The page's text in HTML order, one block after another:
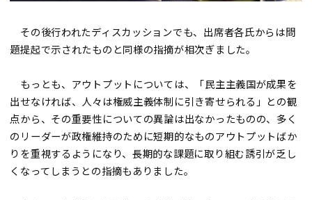
その後行われたディスカッションでも、出席者各氏からは問
題提起で示されたものと同様の指摘が相次ぎました。
もっとも、アウトプットについては、「民主主義国が成果を
出せなければ、人々は権威主義体制に引き寄せられる」との観
点から、その重要性についての異論は出なかったものの、多く
のリーダーが政権維持のために短期的なものアウトプットばか
りを重視するようになり、長期的な課題に取り組む誘引が乏し
くなってしまうとの指摘もありました。